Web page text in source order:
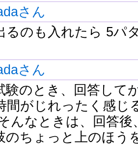
さん
るのも入れたら 5パ
さん
験のとき、回答して
間がじれったく感じ
んなときは、回答後
のちょっと上のほう